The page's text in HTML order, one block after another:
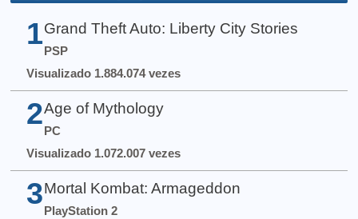
1 Grand Theft Auto: Liberty City Stories
PSP
Visualizado 1.884.074 vezes
2 Age of Mythology
PC
Visualizado 1.072.007 vezes
3 Mortal Kombat: Armageddon
PlayStation 2